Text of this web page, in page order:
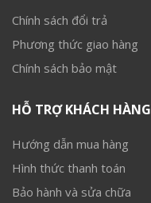
Chính sách đổi trả
Phương thức giao hàng
Chính sách bảo mật
HỖ TRỢ KHÁCH HÀNG
Hướng dẫn mua hàng
Hình thức thanh toán
Bảo hành và sửa chữa